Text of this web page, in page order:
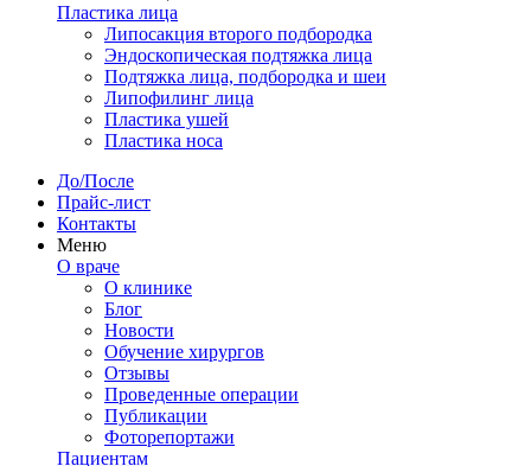
Пластика лица
Липосакция второго подбородка
Эндоскопическая подтяжка лица
Подтяжка лица, подбородка и шеи
Липофилинг лица
Пластика ушей
Пластика носа
До/После
Прайс-лист
Контакты
Меню
О враче
О клинике
Блог
Новости
Обучение хирургов
Отзывы
Проведенные операции
Публикации
Фоторепортажи
Пациентам